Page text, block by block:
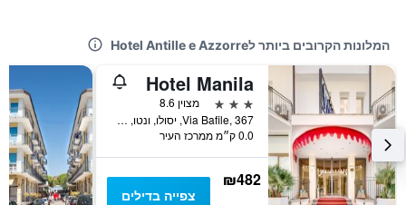
המלונות הקרובים ביותר לHotel Antille e Azzorre
Hotel Manila
3 כוכבים
מצוין 8.6
Via Bafile, 367, יסולו, ונטו, איטליה
0.0 ק״מ ממרכז העיר
₪482
צפייה בדילים